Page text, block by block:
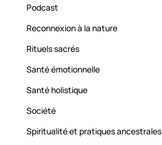
Podcast
Reconnexion à la nature
Rituels sacrés
Santé émotionnelle
Santé holistique
Société
Spiritualité et pratiques ancestrales